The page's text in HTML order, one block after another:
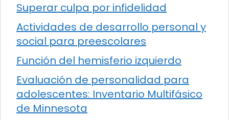
Superar culpa por infidelidad
Actividades de desarrollo personal y
social para preescolares
Función del hemisferio izquierdo
Evaluación de personalidad para
adolescentes: Inventario Multifásico
de Minnesota